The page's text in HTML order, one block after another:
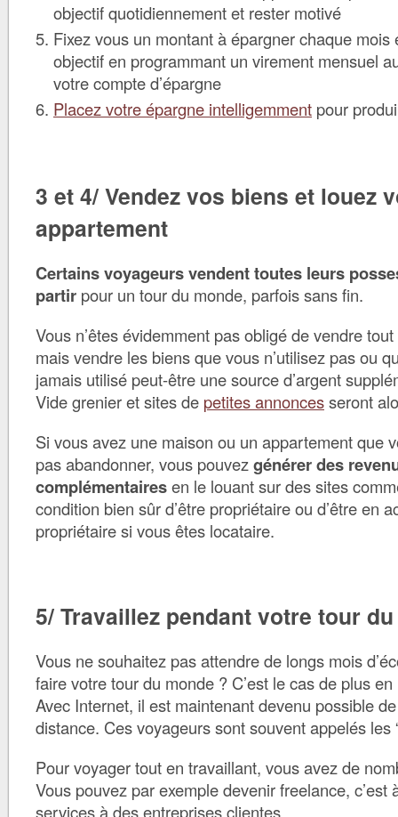
objectif quotidiennement et rester motivé
Fixez vous un montant à épargner chaque mois
objectif en programmant un virement mensuel
votre compte d’épargne
Placez votre épargne intelligemment pour
3 et 4/ Vendez vos biens et louez
appartement
Certains voyageurs vendent toutes leurs
partir pour un tour du monde, parfois sans fin.
Vous n’êtes évidemment pas obligé de vendre
mais vendre les biens que vous n’utilisez pas ou
jamais utilisé peut-être une source d’argent
Vide grenier et sites de petites annoncesseront
Si vous avez une maison ou un appartement que
pas abandonner, vous pouvezgénérer des
complémentairesen le louant sur des sites
condition bien sûr d’être propriétaire ou d’être en
propriétaire si vous êtes locataire.
5/ Travaillez pendant votre tour
Vous ne souhaitez pas attendre de longs mois
faire votre tour du monde ? C’est le cas de plus
Avec Internet, il est maintenant devenu possible
distance. Ces voyageurs sont souvent appelés les
Pour voyager tout en travaillant, vous avez de
Vous pouvez par exemple devenir freelance, c’est
services à des entreprises clientes.